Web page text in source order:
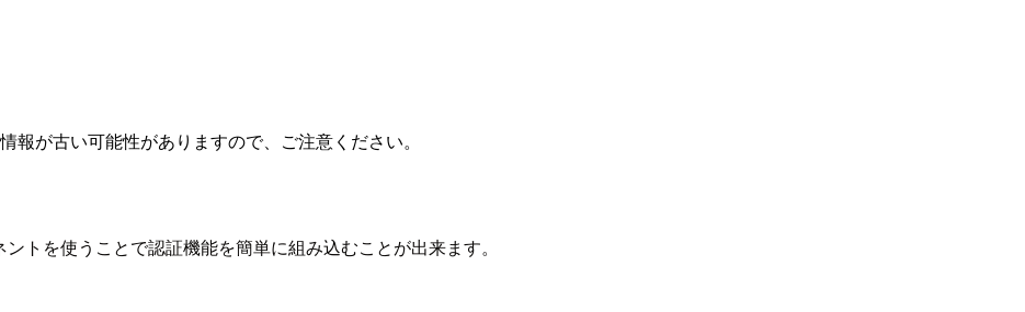
が古い可能性がありますので、ご注意ください。
トを使うことで認証機能を簡単に組み込むことが出来ます。